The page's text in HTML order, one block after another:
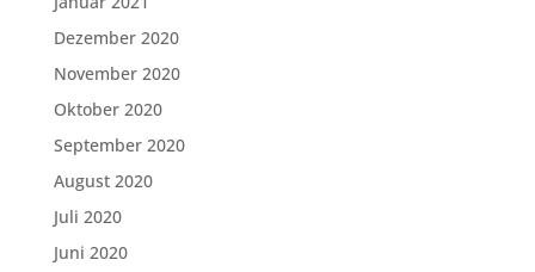
Dezember 2020
November 2020
Oktober 2020
September 2020
August 2020
Juli 2020
Juni 2020